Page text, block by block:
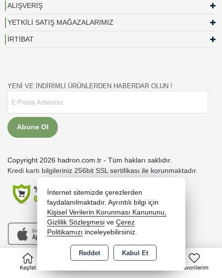
Keşfet
0
Favorilerim
ALIŞVERİŞ
YETKİLİ SATIŞ MAĞAZALARIMIZ
İRTİBAT
YENİ VE İNDİRİMLİ ÜRÜNLERDEN HABERDAR OLUN !
Abone Ol
Copyright 2026 hadron.com.tr - Tüm hakları saklıdır.
Kredi kartı bilgileriniz 256bit SSL sertifikası ile korunmaktadır.
Bu site AKINSOFT E-Ticaret ile hazırlanmıştır.
İnternet sitemizde çerezlerden
faydalanılmaktadır. Ayrıntılı bilgi için
Kişisel Verilerin Korunması Kanununu,
Gizlilik Sözleşmesi ve Çerez
Politikamızı inceleyebilirsiniz.
Reddet Kabul Et